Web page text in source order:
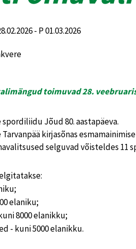
- P 01.03.2026
toimuvad 28.
Jõud 80. aastapäeva.
kirjasõnas esmamainimise
selguvad võisteldes 11
elaniku;
8000 elanikku;
- kuni 5000 elanikku.